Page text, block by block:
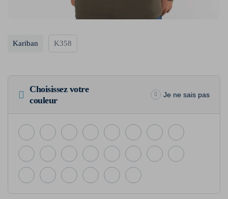
Kariban K358
Choisissez votre
couleur
Je ne sais pas